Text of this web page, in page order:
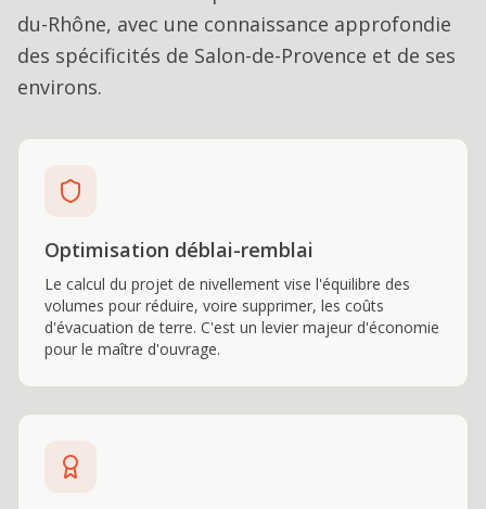
du-Rhône, avec une connaissance approfondie
des spécificités de Salon-de-Provence et de ses
environs.
Optimisation déblai-remblai
Le calcul du projet de nivellement vise l'équilibre des
volumes pour réduire, voire supprimer, les coûts
d'évacuation de terre. C'est un levier majeur d'économie
pour le maître d'ouvrage.